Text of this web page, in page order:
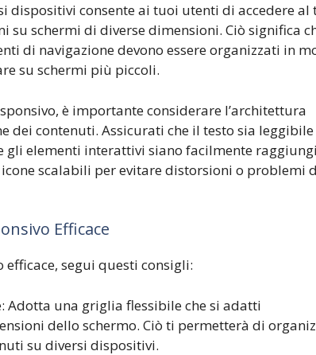
dispositivi consente ai tuoi utenti di accedere al
su schermi di diverse dimensioni. Ciò significa
di navigazione devono essere organizzati in
su schermi più piccoli.
è importante considerare l’architettura
dei contenuti. Assicurati che il testo sia leggibile
gli elementi interattivi siano facilmente
scalabili per evitare distorsioni o problemi
Efficace
efficace, segui questi consigli:
Adotta una griglia flessibile che si adatti
dello schermo. Ciò ti permetterà di
su diversi dispositivi.